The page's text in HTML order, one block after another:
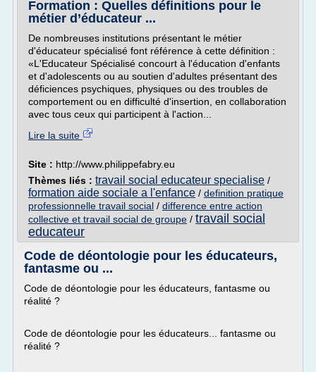
Formation : Quelles définitions pour le
métier d’éducateur ...
De nombreuses institutions présentant le métier
d'éducateur spécialisé font référence à cette définition :
«L'Educateur Spécialisé concourt à l'éducation d'enfants
et d'adolescents ou au soutien d'adultes présentant des
déficiences psychiques, physiques ou des troubles de
comportement ou en difficulté d'insertion, en collaboration
avec tous ceux qui participent à l'action...
Lire la suite
Site : http://www.philippefabry.eu
Thèmes liés : travail social educateur specialise /
formation aide sociale a l'enfance / definition pratique
professionnelle travail social / difference entre action
collective et travail social de groupe / travail social
educateur
Code de déontologie pour les éducateurs,
fantasme ou ...
Code de déontologie pour les éducateurs, fantasme ou
réalité ?
Code de déontologie pour les éducateurs... fantasme ou
réalité ?